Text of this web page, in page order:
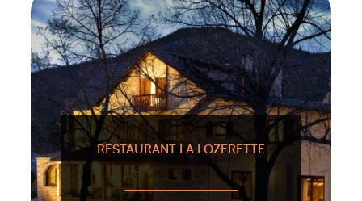
RESTAURANT LA LOZERETTE